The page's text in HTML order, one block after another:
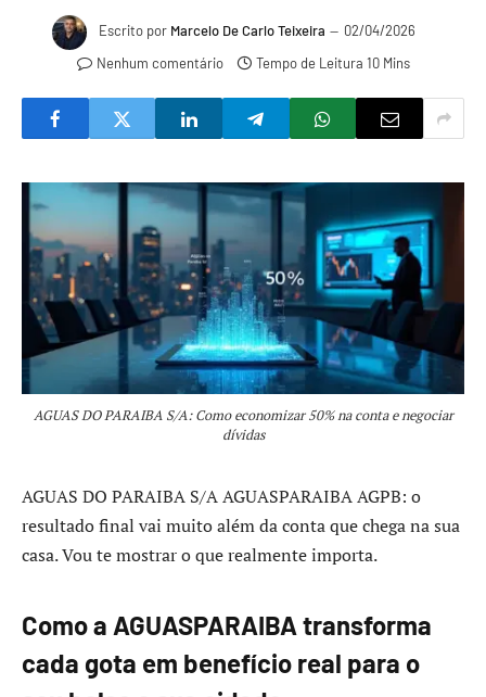
Escrito por Marcelo De Carlo Teixeira
02/04/2026
Nenhum comentário
Tempo de Leitura 10 Mins
AGUAS DO PARAIBA S/A: Como economizar 50% na conta e negociar
dívidas
AGUAS DO PARAIBA S/A AGUASPARAIBA AGPB: o
resultado final vai muito além da conta que chega na sua
casa. Vou te mostrar o que realmente importa.
Como a AGUASPARAIBA transforma
cada gota em benefício real para o